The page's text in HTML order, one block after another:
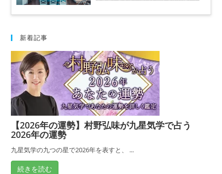
ここでは、そういった家相の基礎知識をはじ
め、鬼門、裏鬼門、正中線、四隅線といった
専門用語の意味、水回り、玄関、窓について
どう考えたらいいのか、といったことまで
を、家相の専門家・村野弘味が解説していき
ます。 自宅の家相が気になる人や、これか
ら引っ越しをする、家を建てるという人は、
ぜひ参考にしてください。
新着記事
【2026年の運勢】村野弘味が九星気学で占う
2026年の運勢
九星気学の九つの星で2026年を表すと、 ...
続きを読む